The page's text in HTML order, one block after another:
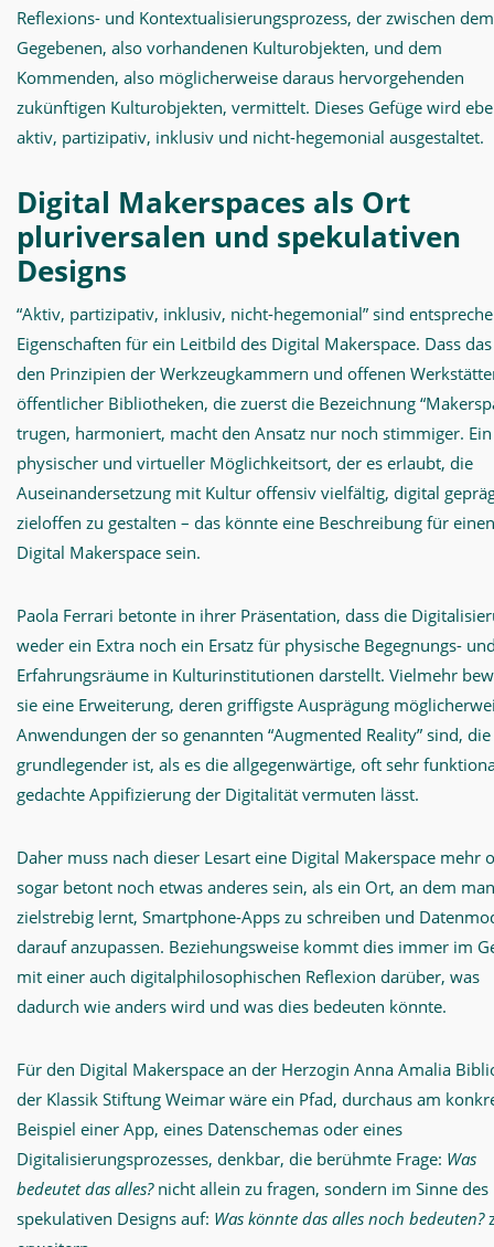
Reflexions- und Kontextualisierungsprozess, der zwischen dem
Gegebenen, also vorhandenen Kulturobjekten, und dem
Kommenden, also möglicherweise daraus hervorgehenden
zukünftigen Kulturobjekten, vermittelt. Dieses Gefüge wird
aktiv, partizipativ, inklusiv und nicht-hegemonial ausgestaltet.
Digital Makerspaces als Ort
pluriversalen und spekulativen
Designs
“Aktiv, partizipativ, inklusiv, nicht-hegemonial” sind
Eigenschaften für ein Leitbild des Digital Makerspace. Dass
den Prinzipien der Werkzeugkammern und offenen
öffentlicher Bibliotheken, die zuerst die Bezeichnung
trugen, harmoniert, macht den Ansatz nur noch stimmiger. Ein
physischer und virtueller Möglichkeitsort, der es erlaubt, die
Auseinandersetzung mit Kultur offensiv vielfältig, digital
zieloffen zu gestalten – das könnte eine Beschreibung für einen
Digital Makerspace sein.
Paola Ferrari betonte in ihrer Präsentation, dass die
weder ein Extra noch ein Ersatz für physische Begegnungs-
Erfahrungsräume in Kulturinstitutionen darstellt. Vielmehr
sie eine Erweiterung, deren griffigste Ausprägung
Anwendungen der so genannten “Augmented Reality” sind,
grundlegender ist, als es die allgegenwärtige, oft sehr
gedachte Appifizierung der Digitalität vermuten lässt.
Daher muss nach dieser Lesart eine Digital Makerspace mehr
sogar betont noch etwas anderes sein, als ein Ort, an dem man
zielstrebig lernt, Smartphone-Apps zu schreiben und
darauf anzupassen. Beziehungsweise kommt dies immer im
mit einer auch digitalphilosophischen Reflexion darüber, was
dadurch wie anders wird und was dies bedeuten könnte.
Für den Digital Makerspace an der Herzogin Anna Amalia
der Klassik Stiftung Weimar wäre ein Pfad, durchaus am
Beispiel einer App, eines Datenschemas oder eines
Digitalisierungsprozesses, denkbar, die berühmte Frage: Was
bedeutet das alles?nicht allein zu fragen, sondern im Sinne des
spekulativen Designs auf: Was könnte das alles noch bedeuten?